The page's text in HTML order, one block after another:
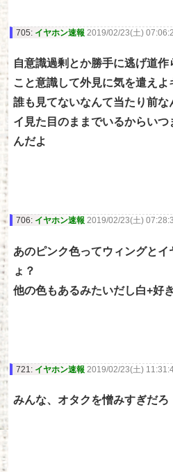
705: イヤホン速報 2019/02/23(土)
自意識過剰とか勝手に逃げ道
こと意識して外見に気を遣えよ
誰も見てないなんて当たり前
イ見た目のままでいるからい
んだよ
706: イヤホン速報 2019/02/23(土)
あのピンク色ってウィングとイ
ょ？
他の色もあるみたいだし白+好
721: イヤホン速報 2019/02/23(土)
みんな、オタクを憎みすぎだろ